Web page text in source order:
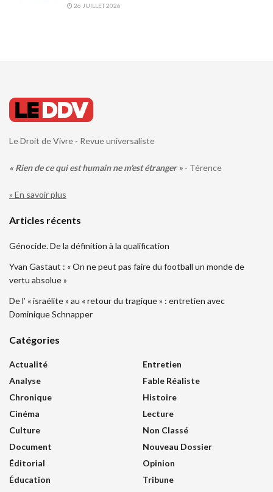
26 JUILLET 2026
Le Droit de Vivre - Revue universaliste
« Rien de ce qui est humain ne m'est étranger » - Térence
» En savoir plus
Articles récents
Génocide. De la définition à la qualification
Yvan Gastaut : « On ne peut pas faire du football un monde de
vertu absolue »
De l’ « israélite » au « retour du tragique » : entretien avec
Dominique Schnapper
Catégories
Actualité
Analyse
Chronique
Cinéma
Culture
Document
Éditorial
Éducation
Entretien
Fable Réaliste
Histoire
Lecture
Non Classé
Nouveau Dossier
Opinion
Tribune